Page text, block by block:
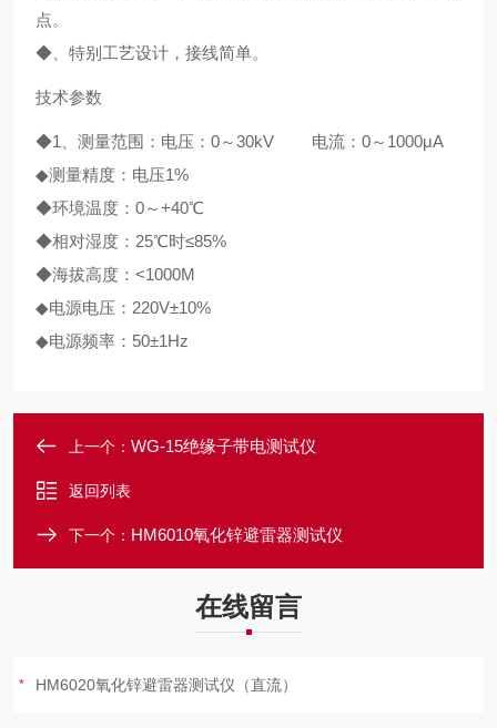
点。
◆、特别工艺设计，接线简单。
技术参数
◆1、测量范围：电压：0～30kV 电流：0～1000μA
◆测量精度：电压1%
◆环境温度：0～+40℃
◆相对湿度：25℃时≤85%
◆海拔高度：<1000M
◆电源电压：220V±10%
◆电源频率：50±1Hz
上一个： WG-15绝缘子带电测试仪
返回列表
下一个： HM6010氧化锌避雷器测试仪
在线留言